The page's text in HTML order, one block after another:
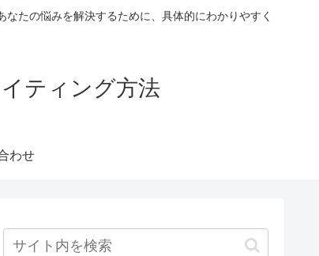
たの悩みを解決するために、具体的にわかりやすく
ティング方法
わせ